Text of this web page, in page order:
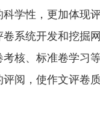
学性，更加体现
系统开发和挖掘网
核、标准卷学习
阅，使作文评卷